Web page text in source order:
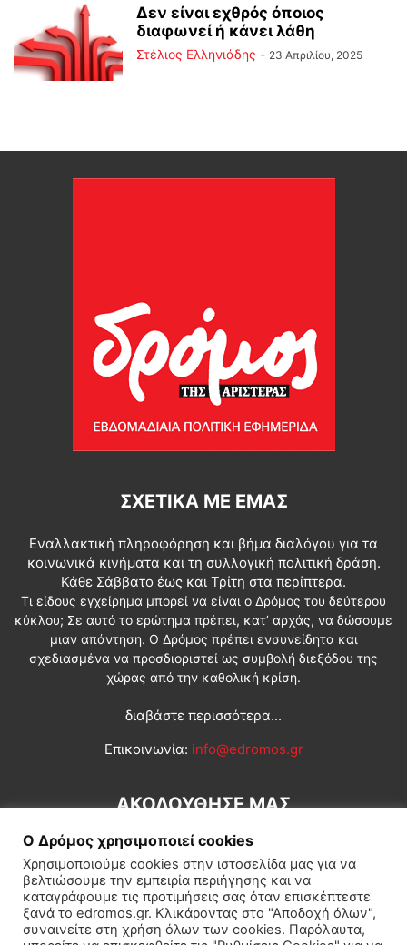
Δεν είναι εχθρός όποιος
διαφωνεί ή κάνει λάθη
Στέλιος Ελληνιάδης - 23 Απριλίου, 2025
ΣΧΕΤΙΚΆ ΜΕ ΕΜΆΣ
Εναλλακτική πληροφόρηση και βήμα διαλόγου για τα
κοινωνικά κινήματα και τη συλλογική πολιτική δράση.
Κάθε Σάββατο έως και Τρίτη στα περίπτερα.
Τι είδους εγχείρημα μπορεί να είναι ο Δρόμος του δεύτερου
κύκλου; Σε αυτό το ερώτημα πρέπει, κατ’ αρχάς, να δώσουμε
μιαν απάντηση. Ο Δρόμος πρέπει ενσυνείδητα και
σχεδιασμένα να προσδιοριστεί ως συμβολή διεξόδου της
χώρας από την καθολική κρίση.
διαβάστε περισσότερα...
Επικοινωνία: info@edromos.gr
ΑΚΟΛΟΥΘΗΣΕ ΜΑΣ
Εγγραφή συνδρομητή Πολιτική Διεθνή Κοινωνία
Ο Δρόμος χρησιμοποιεί cookies
Χρησιμοποιούμε cookies στην ιστοσελίδα μας για να
βελτιώσουμε την εμπειρία περιήγησης και να
καταγράφουμε τις προτιμήσεις σας όταν επισκέπτεστε
ξανά το edromos.gr. Κλικάροντας στο "Αποδοχή όλων",
συναινείτε στη χρήση όλων των cookies. Παρόλαυτα,